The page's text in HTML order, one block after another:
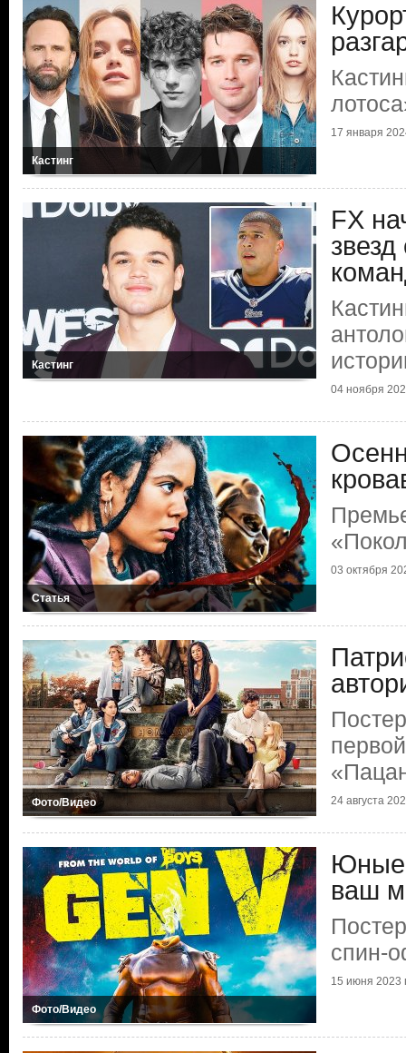
Кастинг
17 января
Кастинг
FX
04 ноября
Статья
03 октября
Фото/Видео 24 августа
Фото/Видео
Юные
ваш
спин-
15 июня 2023